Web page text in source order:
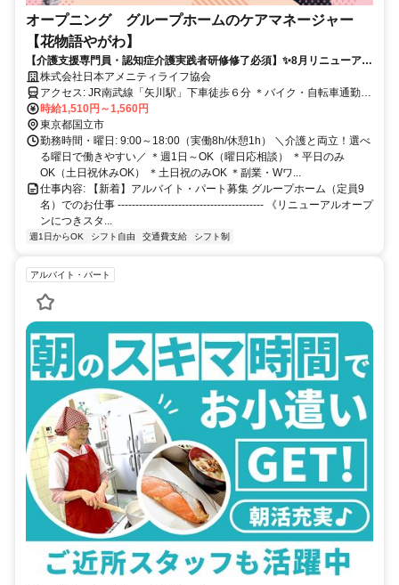
オープニング グループホームのケアマネージャー
【花物語やがわ】
【介護支援専門員・認知症介護実践者研修修了必須】✨8月リニューアル
OPEN✨✅週1日～OK✅️高時給✅扶養内OK✅資格取得支援あり（規定）
株式会社日本アメニティライフ協会
アクセス: JR南武線「矢川駅」下車徒歩６分 ＊バイク・自転車通勤
OK ※車通勤要相談
時給1,510円～1,560円
東京都国立市
勤務時間・曜日: 9:00～18:00（実働8h/休憩1h） ＼介護と両立！選べ
る曜日で働きやすい／ ＊週1日～OK（曜日応相談） ＊平日のみ
OK（土日祝休みOK） ＊土日祝のみOK ＊副業・Wワ...
仕事内容: 【新着】アルバイト・パート募集 グループホーム（定員9
名）でのお仕事 ----------------------------------------- 《リニューアルオープ
ンにつきスタ...
週1日からOK シフト自由 交通費支給 シフト制
アルバイト・パート